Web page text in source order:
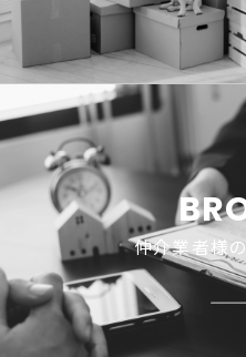
仲介業者様